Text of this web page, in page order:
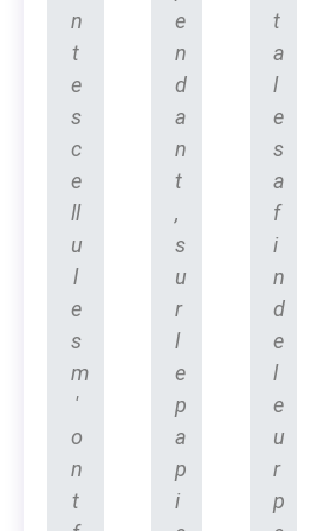
n
t
e
s
c
e
ll
u
l
e
s
m
'
o
n
t
e
n
d
a
n
t
,
s
u
r
l
e
p
a
p
i
t
a
l
e
s
a
f
i
n
d
e
l
e
u
r
p